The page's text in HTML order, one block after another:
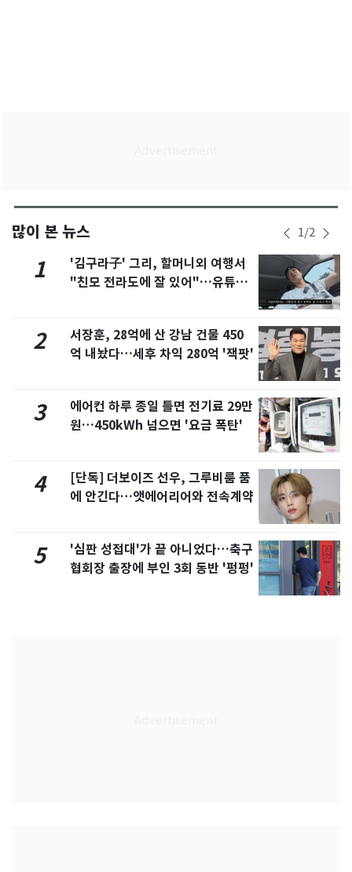
많이 본 뉴스 1/2
1
'김구라子' 그리, 할머니외 여행서
"친모 전라도에 잘 있어"…유튜브
2
서장훈, 28억에 산 강남 건물 450
억 내놨다…세후 차익 280억 '잭팟'
3
에어컨 하루 종일 틀면 전기료 29만
원…450kWh 넘으면 '요금 폭탄'
4
[단독] 더보이즈 선우, 그루비룸 품
에 안긴다…앳에어리어와 전속계약
5
'심판 성접대'가 끝 아니었다…축구
협회장 출장에 부인 3회 동반 '펑펑'